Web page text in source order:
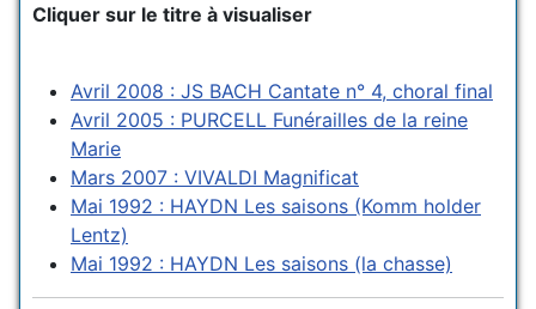
Cliquer sur le titre à visualiser
Avril 2008 : JS BACH Cantate n° 4, choral final
Avril 2005 : PURCELL Funérailles de la reine
Marie
Mars 2007 : VIVALDI Magnificat
Mai 1992 : HAYDN Les saisons (Komm holder
Lentz)
Mai 1992 : HAYDN Les saisons (la chasse)